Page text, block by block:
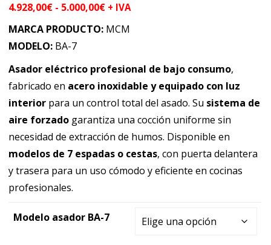
de
desde
hasta
6.250,00€
4.928,00€ - 5.000,00€ Rango
precios:
4.928,00€
hasta
+ IVA
MARCA PRODUCTO: MCM
MODELO: BA-7
Asador eléctrico profesional de bajo consumo,
fabricado en acero inoxidable y equipado con luz
interior para un control total del asado. Su sistema de
aire forzado garantiza una cocción uniforme sin
necesidad de extracción de humos. Disponible en
modelos de 7 espadas o cestas, con puerta delantera
y trasera para un uso cómodo y eficiente en cocinas
profesionales.
Modelo asador BA-7